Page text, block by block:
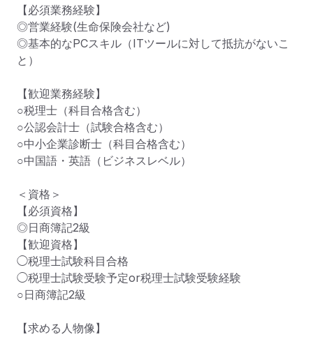
【必須業務経験】
◎営業経験(生命保険会社など)
◎基本的なPCスキル（ITツールに対して抵抗がないこ
と）
【歓迎業務経験】
○税理士（科目合格含む）
○公認会計士（試験合格含む）
○中小企業診断士（科目合格含む）
○中国語・英語（ビジネスレベル）
＜資格＞
【必須資格】
◎日商簿記2級
【歓迎資格】
◯税理士試験科目合格
◯税理士試験受験予定or税理士試験受験経験
○日商簿記2級
【求める人物像】